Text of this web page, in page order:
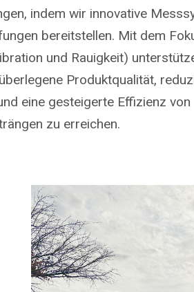
indem wir innovative
bereitstellen. Mit dem
und Rauigkeit)
Produktqualität,
eine gesteigerte Effizienz von
zu erreichen.